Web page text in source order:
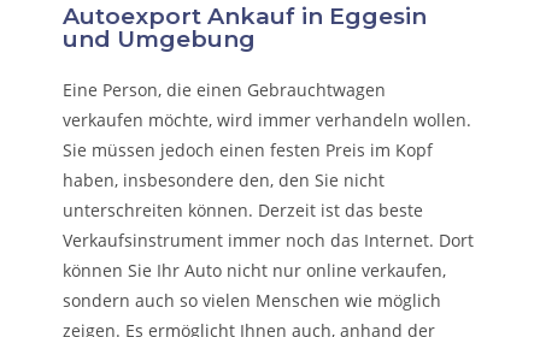
Autoexport Ankauf in Eggesin
und Umgebung
Eine Person, die einen Gebrauchtwagen
verkaufen möchte, wird immer verhandeln wollen.
Sie müssen jedoch einen festen Preis im Kopf
haben, insbesondere den, den Sie nicht
unterschreiten können. Derzeit ist das beste
Verkaufsinstrument immer noch das Internet. Dort
können Sie Ihr Auto nicht nur online verkaufen,
sondern auch so vielen Menschen wie möglich
zeigen. Es ermöglicht Ihnen auch, anhand der